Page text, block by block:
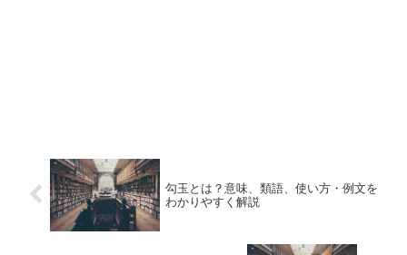
勾玉とは？意味、類語、使い方・例文を
わかりやすく解説